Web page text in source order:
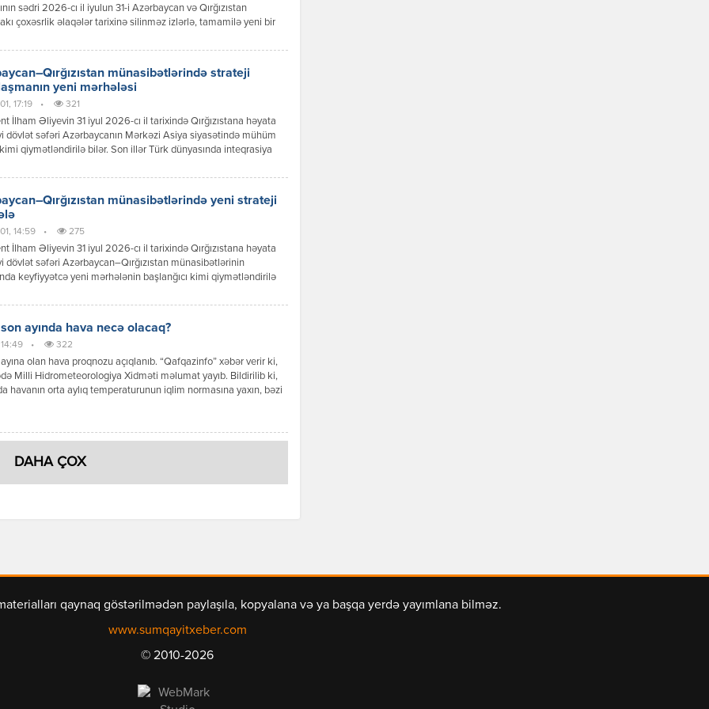
sədri 2026-cı il iyulun 31-i Azərbaycan və Qırğızıstan
çoxəsrlik əlaqələr tarixinə silinməz izlərlə, tamamilə yeni bir
Respublikasının Prezidenti İlham Əliyevin Qırğız
icrası deyildi; bu, ortaq köklərə, […]münasibətlərində strateji
yeni mərhələsi
17:19 • 321
İlham Əliyevin 31 iyul 2026-cı il tarixində Qırğızıstana həyata
dövlət səfəri Azərbaycanın Mərkəzi Asiya siyasətində mühüm
qiymətləndirilə bilər. Son illər Türk dünyasında inteqrasiya
də yeni məzmun qazanır. Dövlət başçılarının görüşü zamanı
[…]
münasibətlərində yeni strateji
14:59 • 275
İlham Əliyevin 31 iyul 2026-cı il tarixində Qırğızıstana həyata
dövlət səfəri Azərbaycan–Qırğızıstan münasibətlərinin
keyfiyyətcə yeni mərhələnin başlanğıcı kimi qiymətləndirilə
qəbul edilən qərarlar və verilən siyasi mesajlar göstərir ki,
səviyyəsinə yüksəltmək əzmindədir. Prezident İlham Əliyevin
münasibətləri […]
son ayında hava necə olacaq?
• 322
olan hava proqnozu açıqlanıb. “Qafqazinfo” xəbər verir ki,
Milli Hidrometeorologiya Xidməti məlumat yayıb. Bildirilib ki,
havanın orta aylıq temperaturunun iqlim normasına yaxın, bəzi
ölkə ərazisində əksər rayonlarda əsasən yağmursuz hava […]
DAHA ÇOX
qaynaq göstərilmədən paylaşıla, kopyalana və ya başqa yerdə yayımlana bilməz.
www.sumqayitxeber.com
© 2010-2026